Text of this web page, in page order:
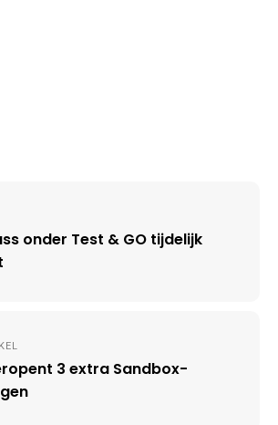
onder Test & GO tijdelijk
3 extra Sandbox-